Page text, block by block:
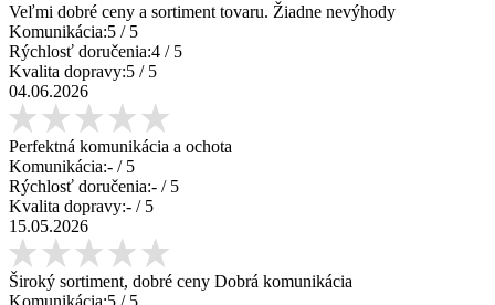
Veľmi dobré ceny a sortiment tovaru. Žiadne nevýhody
Komunikácia:5 / 5
Rýchlosť doručenia:4 / 5
Kvalita dopravy:5 / 5
04.06.2026
Perfektná komunikácia a ochota
Komunikácia:- / 5
Rýchlosť doručenia:- / 5
Kvalita dopravy:- / 5
15.05.2026
Široký sortiment, dobré ceny Dobrá komunikácia
Komunikácia:5 / 5